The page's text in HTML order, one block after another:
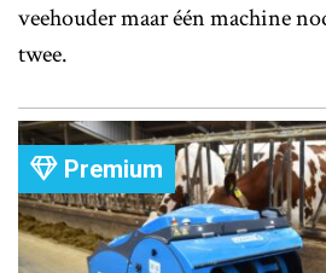
veehouder maar één machine
twee.
Premium